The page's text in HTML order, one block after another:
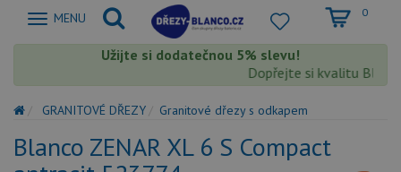
Zobrazit
MENU 0
Užijte si dodatečnou 5% slevu!
Dopřejte si kvalitu Blanco
GRANITOVÉ DŘEZY Granitové dřezy s odkapem
Blanco ZENAR XL 6 S Compact